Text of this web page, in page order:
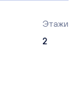
Этажи
2